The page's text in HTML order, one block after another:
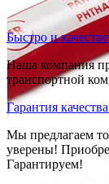
Быстро и
Наша компания
транспортной
Гарантия
Мы предлагаем
уверены!
Гарантируем!